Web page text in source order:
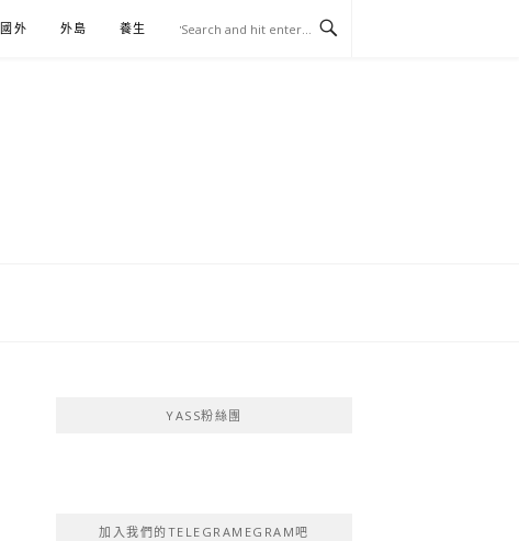
國外 外島 養生 伴手禮
YASS粉絲團
加入我們的TELEGRAMEGRAM吧